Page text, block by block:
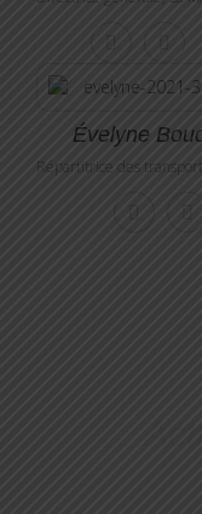
Évelyne
Répartitrice des